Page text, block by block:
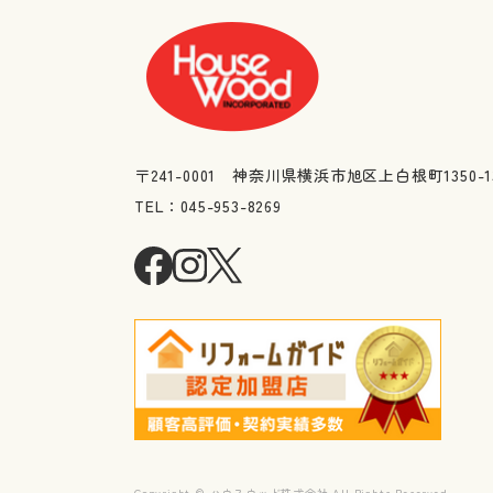
〒241-0001 神奈川県横浜市旭区上白根町1350-
TEL：045-953-8269